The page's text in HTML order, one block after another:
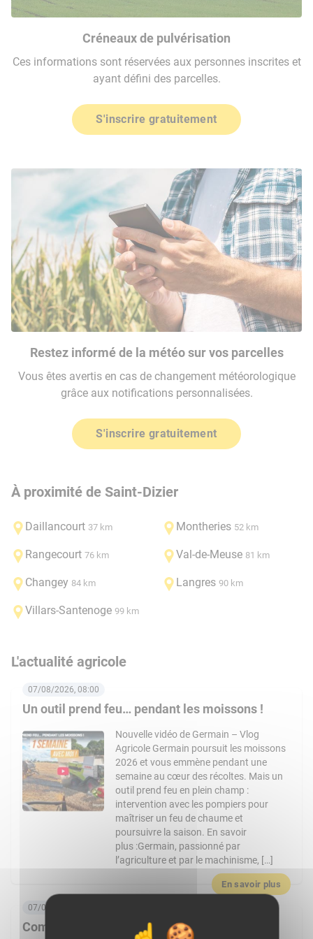
Créneaux de pulvérisation
Ces informations sont réservées aux personnes inscrites et
ayant défini des parcelles.
S'inscrire gratuitement
Restez informé de la météo sur vos parcelles
Vous êtes avertis en cas de changement météorologique
grâce aux notifications personnalisées.
S'inscrire gratuitement
À proximité de Saint-Dizier
Daillancourt 37 km Montheries 52 km
Rangecourt 76 km Val-de-Meuse 81 km
Changey 84 km Langres 90 km
Villars-Santenoge 99 km
L'actualité agricole
Un outil prend feu… pendant les moissons !
07/08/2026, 08:00
Nouvelle vidéo de Germain – Vlog
Agricole Germain poursuit les moissons
2026 et vous emmène pendant une
semaine au cœur des récoltes. Mais un
outil prend feu en plein champ :
intervention avec les pompiers pour
maîtriser un feu de chaume et
poursuivre la saison. En savoir
plus :Germain, passionné par
l’agriculture et par le machinisme, […]
En savoir plus
Comment Frais Émincés dynamise le rayon
07/08/2026, 06:00